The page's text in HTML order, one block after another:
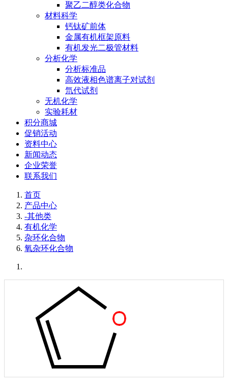
聚乙二醇类化合物
材料科学
钙钛矿前体
金属有机框架原料
有机发光二极管材料
分析化学
分析标准品
高效液相色谱离子对试剂
氘代试剂
无机化学
实验耗材
积分商城
促销活动
资料中心
新闻动态
企业荣誉
联系我们
首页
产品中心
-其他类
有机化学
杂环化合物
氧杂环化合物